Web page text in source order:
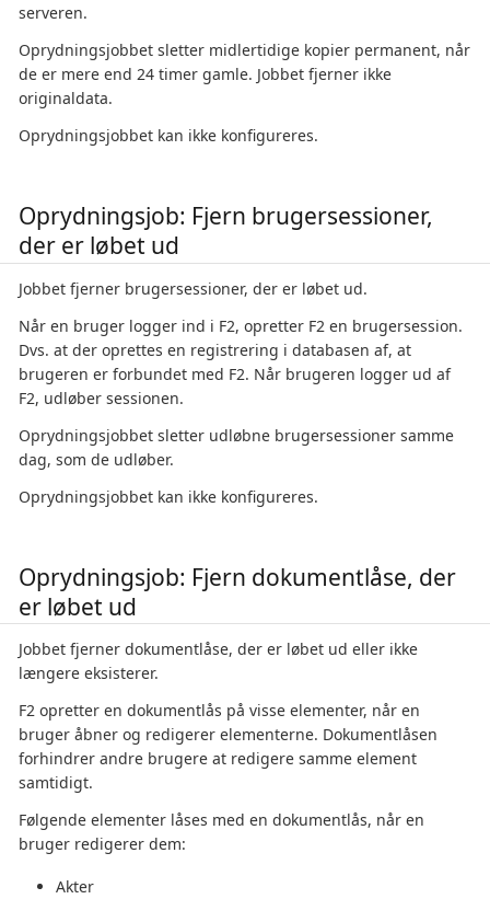
serveren.
Oprydningsjobbet sletter midlertidige kopier permanent, når
de er mere end 24 timer gamle. Jobbet fjerner ikke
originaldata.
Oprydningsjobbet kan ikke konfigureres.
Oprydningsjob: Fjern brugersessioner,
der er løbet ud
Jobbet fjerner brugersessioner, der er løbet ud.
Når en bruger logger ind i F2, opretter F2 en brugersession.
Dvs. at der oprettes en registrering i databasen af, at
brugeren er forbundet med F2. Når brugeren logger ud af
F2, udløber sessionen.
Oprydningsjobbet sletter udløbne brugersessioner samme
dag, som de udløber.
Oprydningsjobbet kan ikke konfigureres.
Oprydningsjob: Fjern dokumentlåse, der
er løbet ud
Jobbet fjerner dokumentlåse, der er løbet ud eller ikke
længere eksisterer.
F2 opretter en dokumentlås på visse elementer, når en
bruger åbner og redigerer elementerne. Dokumentlåsen
forhindrer andre brugere at redigere samme element
samtidigt.
Følgende elementer låses med en dokumentlås, når en
bruger redigerer dem:
Akter